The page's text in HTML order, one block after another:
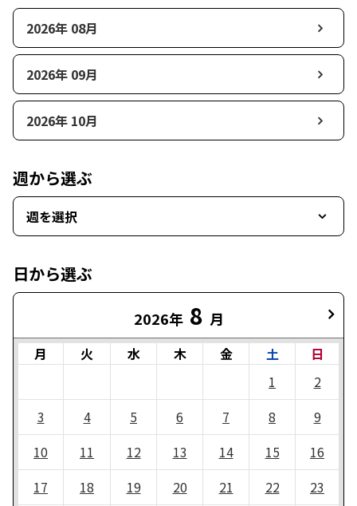
2026年 08月
2026年 09月
2026年 10月
週から選ぶ
週を選択
日から選ぶ
2026年 8 月
月 火 水 木 金 土
日
1
2
3
4 5 6 7 8
9
10
11 12 13 14 15
16
17
18 19 20 21 22
23